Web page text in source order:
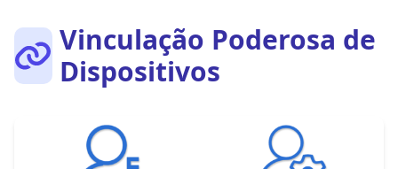
Vinculação Poderosa de
Dispositivos